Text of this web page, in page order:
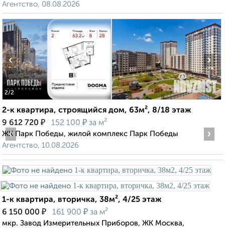
Агентство, 08.08.2026
2/2
‹ ›
2-к квартира, строящийся дом, 63м², 8/18 этаж
9 612 720 ₽ 152 100 ₽ за м²
ЖК Парк Победы, жилой комплекс Парк Победы
Агентство, 10.08.2026
‹ ›
1-к квартира, вторичка, 38м², 4/25 этаж
6 150 000 ₽ 161 900 ₽ за м²
мкр. Завод Измерительных Приборов, ЖК Москва,